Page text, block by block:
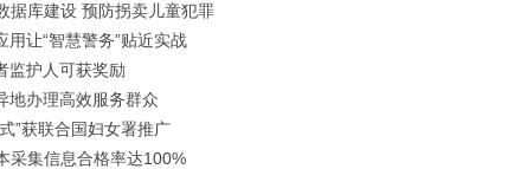
据库建设 预防拐卖儿童犯罪
用让“智慧警务”贴近实战
监护人可获奖励
地办理高效服务群众
”获联合国妇女署推广
采集信息合格率达100%